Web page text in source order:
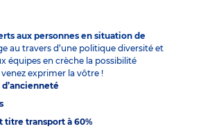
aux personnes en situation de
au travers d’une politique diversité et
équipes en crèche la possibilité
exprimer la vôtre !
titre transport à 60%